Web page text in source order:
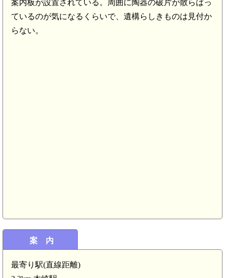
案内板が設置されている。周囲に陶器の破片が散らばっ
ているのが気になるくらいで、遺構らしきものは見付か
らない。
案 内
最寄り駅(直線距離)
野 江田館(5.1km)